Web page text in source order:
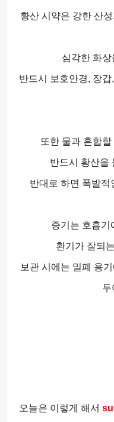
황산 시약은 강한 산
심각한 화
반드시 보호안경, 장
또한 물과 혼합
반드시 황산을
반대로 하면 폭발적
증기는 호흡기
환기가 잘되
보관 시에는 밀폐 용
두
오늘은 이렇게 해서